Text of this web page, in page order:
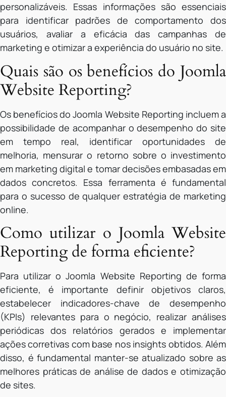
personalizáveis. Essas informações são essenciais
para identificar padrões de comportamento dos
usuários, avaliar a eficácia das campanhas de
marketing e otimizar a experiência do usuário no site.
Quais são os benefícios do Joomla
Website Reporting?
Os benefícios do Joomla Website Reporting incluem a
possibilidade de acompanhar o desempenho do site
em tempo real, identificar oportunidades de
melhoria, mensurar o retorno sobre o investimento
em marketing digital e tomar decisões embasadas em
dados concretos. Essa ferramenta é fundamental
para o sucesso de qualquer estratégia de marketing
online.
Como utilizar o Joomla Website
Reporting de forma eficiente?
Para utilizar o Joomla Website Reporting de forma
eficiente, é importante definir objetivos claros,
estabelecer indicadores-chave de desempenho
(KPIs) relevantes para o negócio, realizar análises
periódicas dos relatórios gerados e implementar
ações corretivas com base nos insights obtidos. Além
disso, é fundamental manter-se atualizado sobre as
melhores práticas de análise de dados e otimização
de sites.